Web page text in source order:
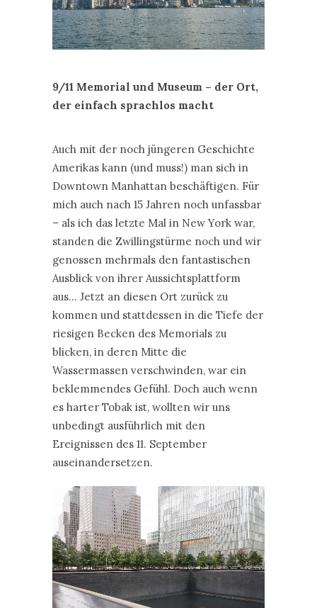
9/11 Memorial und Museum – der Ort,
der einfach sprachlos macht
Auch mit der noch jüngeren Geschichte
Amerikas kann (und muss!) man sich in
Downtown Manhattan beschäftigen. Für
mich auch nach 15 Jahren noch unfassbar
– als ich das letzte Mal in New York war,
standen die Zwillingstürme noch und wir
genossen mehrmals den fantastischen
Ausblick von ihrer Aussichtsplattform
aus… Jetzt an diesen Ort zurück zu
kommen und stattdessen in die Tiefe der
riesigen Becken des Memorials zu
blicken, in deren Mitte die
Wassermassen verschwinden, war ein
beklemmendes Gefühl. Doch auch wenn
es harter Tobak ist, wollten wir uns
unbedingt ausführlich mit den
Ereignissen des 11. September
auseinandersetzen.